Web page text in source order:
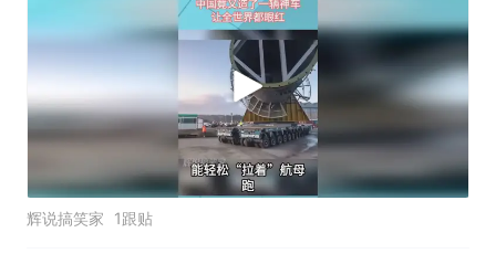
辉说搞笑家 1跟贴